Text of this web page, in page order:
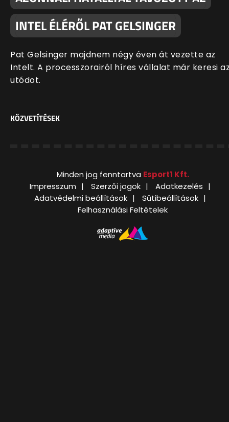
INTEL ÉLÉRŐL PAT GELSINGER
Pat Gelsinger majdnem négy éven át vezette az
Intelt. A processzorairól híres vállalat már keresi
utódot.
KÖZVETÍTÉSEK
Minden jog fenntartva Esport1 Kft.
Impresszum
Szerzői jogok
Adatkezelés
Adatvédelmi beállítások
Sütibeállítások
Felhasználási Feltételek